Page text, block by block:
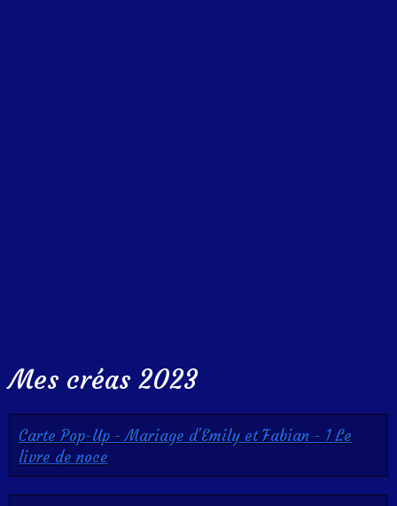
Mes créas 2023
Carte Pop-Up - Mariage d'Emily et Fabian - 1 Le
livre de noce